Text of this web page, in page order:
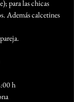
para las chicas
Además calcetines
h